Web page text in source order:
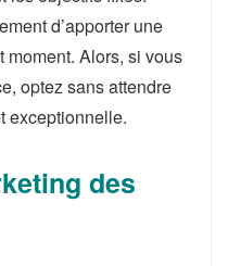
d’apporter une
moment. Alors, si vous
optez sans attendre
exceptionnelle.
des